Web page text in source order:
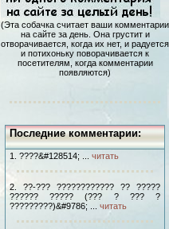
(Эта собачка считает ваши комментарии
на сайте за день. Она грустит и
отворачивается, когда их нет, и радуется
и потихоньку поворачивается к
посетителям, когда комментарии
появляются)
Последние комментарии:
1. ????&#128514; ... читать
2. ??-??? ???????????? ?? ?????
?????? ????? (??? ? ??? ?
?????????)&#9786; ... читать